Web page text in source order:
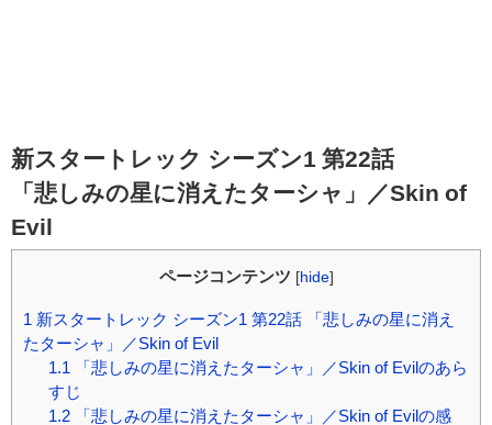
新スタートレック シーズン1 第22話
「悲しみの星に消えたターシャ」／Skin of
Evil
ページコンテンツ [hide]
1 新スタートレック シーズン1 第22話 「悲しみの星に消え
たターシャ」／Skin of Evil
1.1
「悲しみの星に消えたターシャ」／Skin of Evilのあら
すじ
1.2「悲しみの星に消えたターシャ」／Skin of Evilの感